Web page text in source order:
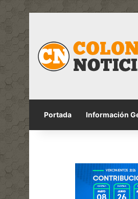
Portada Información